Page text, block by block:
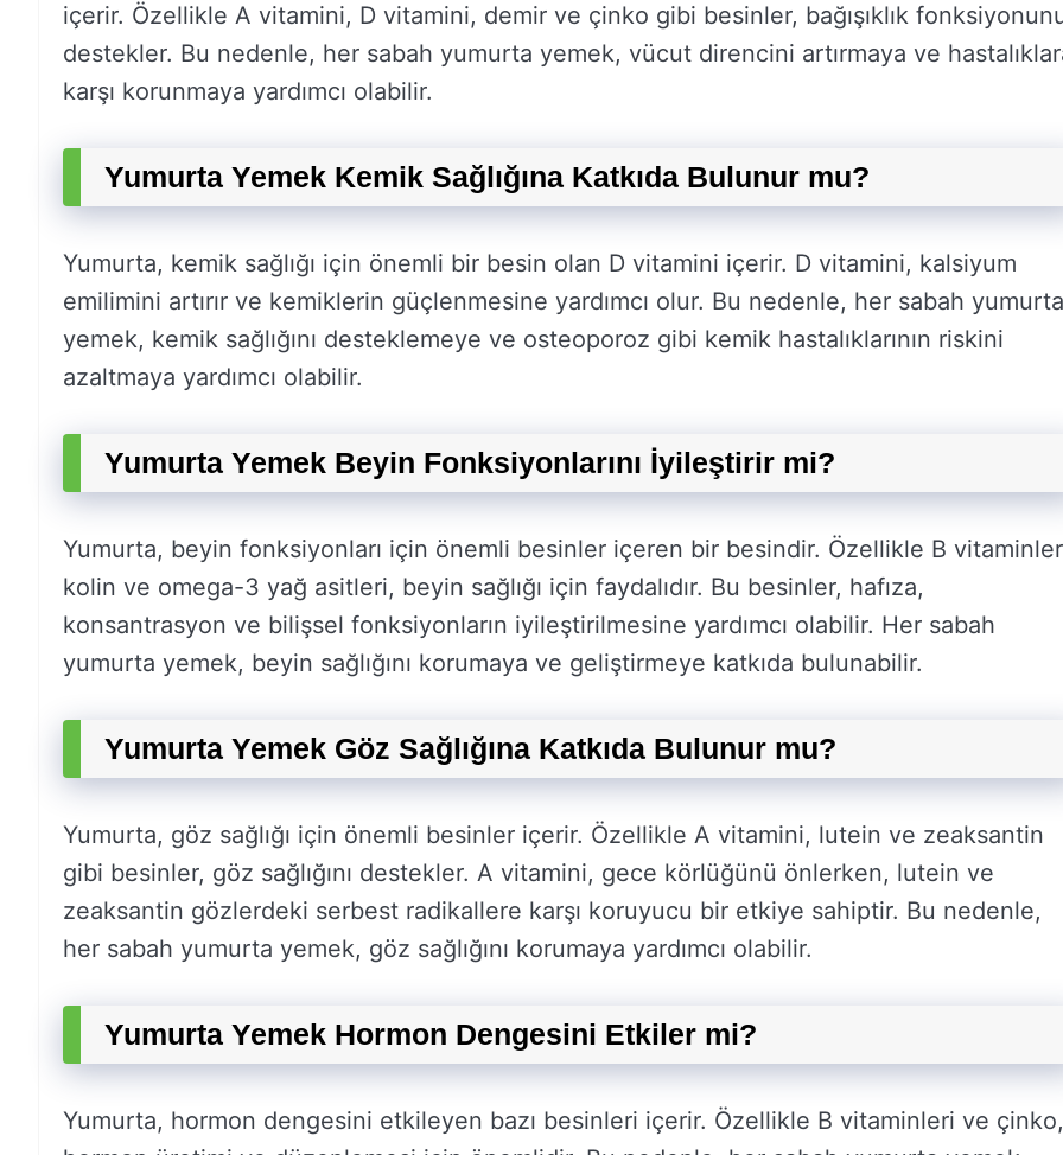
içerir. Özellikle A vitamini, D vitamini, demir ve çinko gibi besinler, bağışıklık
destekler. Bu nedenle, her sabah yumurta yemek, vücut direncini artırmaya ve
karşı korunmaya yardımcı olabilir.
Yumurta Yemek Kemik Sağlığına Katkıda Bulunur mu?
Yumurta, kemik sağlığı için önemli bir besin olan D vitamini içerir. D vitamini, kalsiyum
emilimini artırır ve kemiklerin güçlenmesine yardımcı olur. Bu nedenle, her sabah yumurta
yemek, kemik sağlığını desteklemeye ve osteoporoz gibi kemik hastalıklarının riskini
azaltmaya yardımcı olabilir.
Yumurta Yemek Beyin Fonksiyonlarını İyileştirir mi?
Yumurta, beyin fonksiyonları için önemli besinler içeren bir besindir. Özellikle B
kolin ve omega-3 yağ asitleri, beyin sağlığı için faydalıdır. Bu besinler, hafıza,
konsantrasyon ve bilişsel fonksiyonların iyileştirilmesine yardımcı olabilir. Her sabah
yumurta yemek, beyin sağlığını korumaya ve geliştirmeye katkıda bulunabilir.
Yumurta Yemek Göz Sağlığına Katkıda Bulunur mu?
Yumurta, göz sağlığı için önemli besinler içerir. Özellikle A vitamini, lutein ve zeaksantin
gibi besinler, göz sağlığını destekler. A vitamini, gece körlüğünü önlerken, lutein ve
zeaksantin gözlerdeki serbest radikallere karşı koruyucu bir etkiye sahiptir. Bu nedenle,
her sabah yumurta yemek, göz sağlığını korumaya yardımcı olabilir.
Yumurta Yemek Hormon Dengesini Etkiler mi?
Yumurta, hormon dengesini etkileyen bazı besinleri içerir. Özellikle B vitaminleri ve çinko,